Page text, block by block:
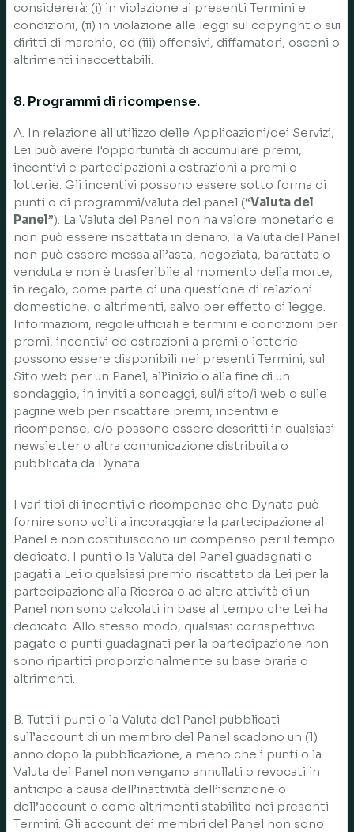
considererà: (i) in violazione ai presenti Termini e
condizioni, (ii) in violazione alle leggi sul copyright o sui
diritti di marchio, od (iii) offensivi, diffamatori, osceni o
altrimenti inaccettabili.
8. Programmi di ricompense.
A. In relazione all'utilizzo delle Applicazioni/dei Servizi,
Lei può avere l'opportunità di accumulare premi,
incentivi e partecipazioni a estrazioni a premi o
lotterie. Gli incentivi possono essere sotto forma di
punti o di programmi/valuta del panel (“Valuta del
Panel”). La Valuta del Panel non ha valore monetario e
non può essere riscattata in denaro; la Valuta del Panel
non può essere messa all’asta, negoziata, barattata o
venduta e non è trasferibile al momento della morte,
in regalo, come parte di una questione di relazioni
domestiche, o altrimenti, salvo per effetto di legge.
Informazioni, regole ufficiali e termini e condizioni per
premi, incentivi ed estrazioni a premi o lotterie
possono essere disponibili nei presenti Termini, sul
Sito web per un Panel, all’inizio o alla fine di un
sondaggio, in inviti a sondaggi, sul/i sito/i web o sulle
pagine web per riscattare premi, incentivi e
ricompense, e/o possono essere descritti in qualsiasi
newsletter o altra comunicazione distribuita o
pubblicata da Dynata.
I vari tipi di incentivi e ricompense che Dynata può
fornire sono volti a incoraggiare la partecipazione al
Panel e non costituiscono un compenso per il tempo
dedicato. I punti o la Valuta del Panel guadagnati o
pagati a Lei o qualsiasi premio riscattato da Lei per la
partecipazione alla Ricerca o ad altre attività di un
Panel non sono calcolati in base al tempo che Lei ha
dedicato. Allo stesso modo, qualsiasi corrispettivo
pagato o punti guadagnati per la partecipazione non
sono ripartiti proporzionalmente su base oraria o
altrimenti.
B. Tutti i punti o la Valuta del Panel pubblicati
sull’account di un membro del Panel scadono un (1)
anno dopo la pubblicazione, a meno che i punti o la
Valuta del Panel non vengano annullati o revocati in
anticipo a causa dell’inattività dell’iscrizione o
dell’account o come altrimenti stabilito nei presenti
Termini. Gli account dei membri del Panel non sono